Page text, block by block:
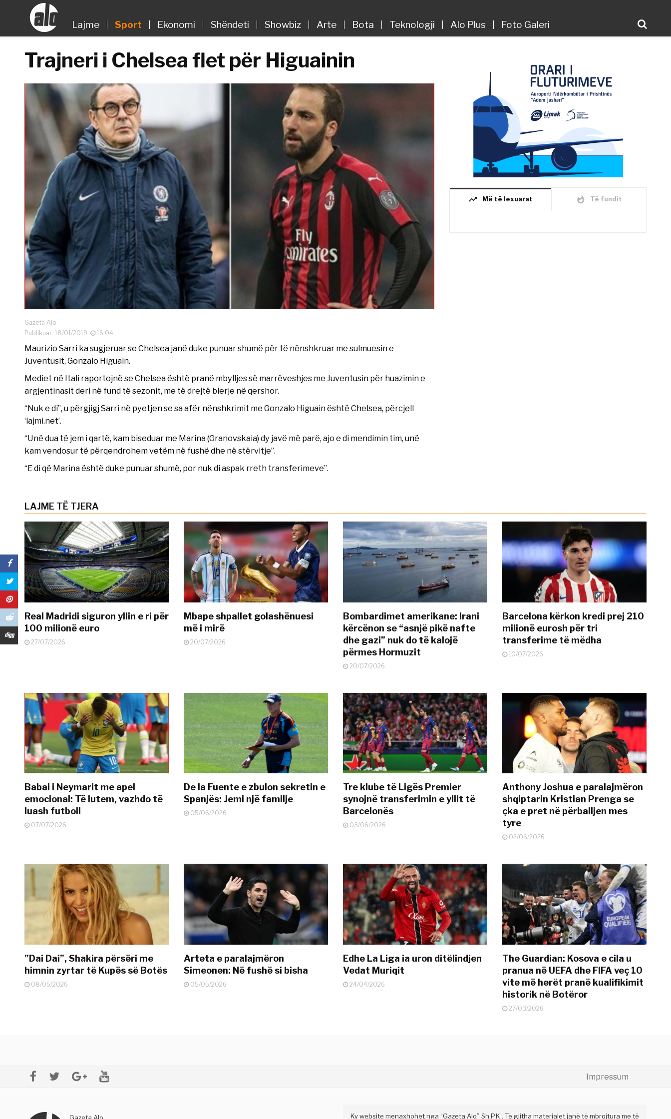
Lajme Sport Ekonomi Shëndeti Showbiz Arte Bota Teknologji Alo Plus Foto Galeri
Trajneri i Chelsea flet për Higuainin
Gazeta Alo
Publikuar: 18/01/2019
16:04
Maurizio Sarri ka sugjeruar se Chelsea janë duke punuar shumë për të nënshkruar me sulmuesin e
Juventusit, Gonzalo Higuain.
Mediet në Itali raportojnë se Chelsea është pranë mbylljes së marrëveshjes me Juventusin për huazimin e
argjentinasit deri në fund të sezonit, me të drejtë blerje në qershor.
“Nuk e di”, u përgjigj Sarri në pyetjen se sa afër nënshkrimit me Gonzalo Higuain është Chelsea, përcjell
‘lajmi.net’.
“Unë dua të jem i qartë, kam biseduar me Marina (Granovskaia) dy javë më parë, ajo e di mendimin tim, unë
kam vendosur të përqendrohem vetëm në fushë dhe në stërvitje”.
“E di që Marina është duke punuar shumë, por nuk di aspak rreth transferimeve”.
trending_up Më të lexuarat whatshot Të fundit
LAJME TË TJERA
Real Madridi siguron yllin e ri për
100 milionë euro
27/07/2026
Mbape shpallet golashënuesi
më i mirë
20/07/2026
Bombardimet amerikane: Irani
kërcënon se “asnjë pikë nafte
dhe gazi” nuk do të kalojë
përmes Hormuzit
20/07/2026
Barcelona kërkon kredi prej 210
milionë eurosh për tri
transferime të mëdha
10/07/2026
Babai i Neymarit me apel
emocional: Të lutem, vazhdo të
luash futboll
07/07/2026
De la Fuente e zbulon sekretin e
Spanjës: Jemi një familje
05/06/2026
Tre klube të Ligës Premier
synojnë transferimin e yllit të
Barcelonës
03/06/2026
Anthony Joshua e paralajmëron
shqiptarin Kristian Prenga se
çka e pret në përballjen mes
tyre
02/06/2026
”Dai Dai”, Shakira përsëri me
himnin zyrtar të Kupës së Botës
08/05/2026
Arteta e paralajmëron
Simeonen: Në fushë si bisha
05/05/2026
Edhe La Liga ia uron ditëlindjen
Vedat Muriqit
24/04/2026
The Guardian: Kosova e cila u
pranua në UEFA dhe FIFA veç 10
vite më herët pranë kualifikimit
historik në Botëror
27/03/2026
Impressum
Gazeta Alo Ky website menaxhohet nga “Gazeta Alo” Sh.P.K . Të gjitha materialet janë të mbrojtura me të